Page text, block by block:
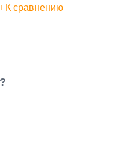
К сравнению